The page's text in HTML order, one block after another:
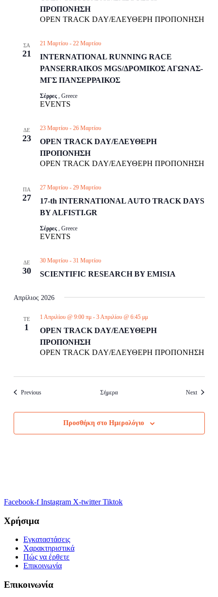
ΠΡΟΠΟΝΗΣΗ
OPEN TRACK DAY/ΕΛΕΥΘΕΡΗ ΠΡΟΠΟΝΗΣΗ
ΣΑ
21
INTERNATIONAL RUNNING RACE
PANSERRAIKOS MGS/ΔΡΟΜΙΚΟΣ ΑΓΩΝΑΣ-
ΜΓΣ ΠΑΝΣΕΡΡΑΙΚΟΣ
21 Μαρτίου- 22 Μαρτίου
Σέρρες , Greece
EVENTS
ΔΕ
23
OPEN TRACK DAY/ΕΛΕΥΘΕΡΗ
ΠΡΟΠΟΝΗΣΗ
23 Μαρτίου- 26 Μαρτίου
OPEN TRACK DAY/ΕΛΕΥΘΕΡΗ ΠΡΟΠΟΝΗΣΗ
ΠΑ
27
17-th INTERNATIONAL AUTO TRACK DAYS
BY ALFISTI.GR
27 Μαρτίου- 29 Μαρτίου
Σέρρες , Greece
EVENTS
ΔΕ
30 SCIENTIFIC RESEARCH BY EMISIA
30 Μαρτίου- 31 Μαρτίου
Απρίλιος 2026
ΤΕ
1
OPEN TRACK DAY/ΕΛΕΥΘΕΡΗ
ΠΡΟΠΟΝΗΣΗ
1 Απριλίου @ 9:00 πμ- 3 Απριλίου @ 6:45 μμ
OPEN TRACK DAY/ΕΛΕΥΘΕΡΗ ΠΡΟΠΟΝΗΣΗ
PreviousEvents Σήμερα NextEvents
Προσθήκη στο Ημερολόγιο
Facebook-f Instagram X-twitter Tiktok
Χρήσιμα
Εγκαταστάσεις
Χαρακτηριστικά
Πώς να έρθετε
Επικοινωνία
Επικοινωνία